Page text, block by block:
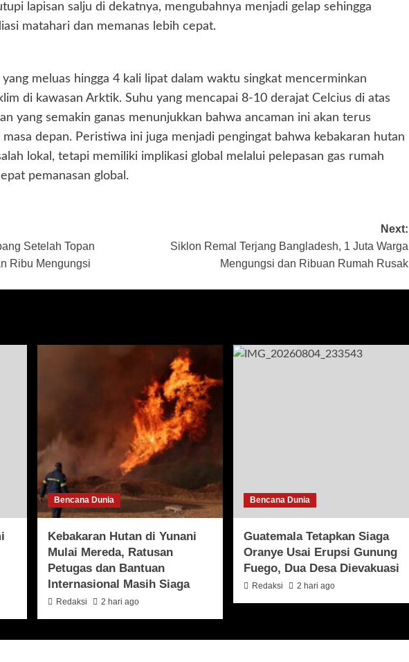
lapisan salju di dekatnya, mengubahnya menjadi gelap sehingga
matahari dan memanas lebih cepat.
meluas hingga 4 kali lipat dalam waktu singkat mencerminkan
di kawasan Arktik. Suhu yang mencapai 8-10 derajat Celcius di atas
yang semakin ganas menunjukkan bahwa ancaman ini akan terus
depan. Peristiwa ini juga menjadi pengingat bahwa kebakaran hutan
lokal, tetapi memiliki implikasi global melalui pelepasan gas rumah
pemanasan global.
Setelah Topan
Ribu Mengungsi
Next:
Siklon Remal Terjang Bangladesh, 1 Juta Warga
Mengungsi dan Ribuan Rumah Rusak
Bencana Dunia
Kebakaran Hutan di Yunani
Mulai Mereda, Ratusan
Petugas dan Bantuan
Internasional Masih Siaga
Redaksi 2 hari ago
Bencana Dunia
Guatemala Tetapkan Siaga
Oranye Usai Erupsi Gunung
Fuego, Dua Desa Dievakuasi
Redaksi 2 hari ago